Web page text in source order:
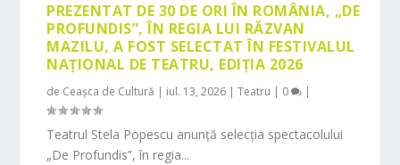
PREZENTAT DE 30 DE ORI ÎN ROMÂNIA, „DE
PROFUNDIS”, ÎN REGIA LUI RĂZVAN
MAZILU, A FOST SELECTAT ÎN FESTIVALUL
NAȚIONAL DE TEATRU, EDIȚIA 2026
de Ceașca de Cultură | iul. 13, 2026 |Teatru | 0 |
Teatrul Stela Popescu anunță selecția spectacolului
„De Profundis”, în regia...